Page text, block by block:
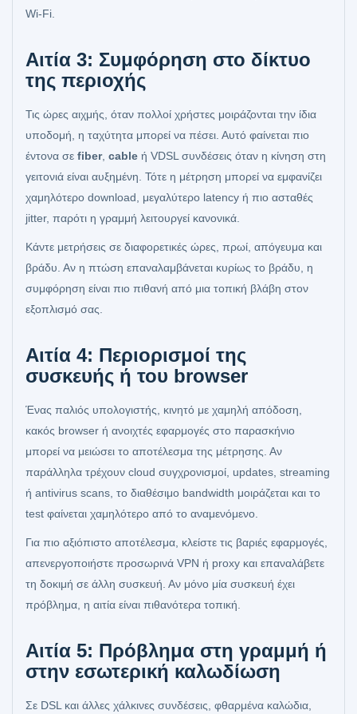
Wi-Fi.
Αιτία 3: Συμφόρηση στο δίκτυο
της περιοχής
Τις ώρες αιχμής, όταν πολλοί χρήστες μοιράζονται την ίδια
υποδομή, η ταχύτητα μπορεί να πέσει. Αυτό φαίνεται πιο
έντονα σε fiber, cable ή VDSL συνδέσεις όταν η κίνηση στη
γειτονιά είναι αυξημένη. Τότε η μέτρηση μπορεί να εμφανίζει
χαμηλότερο download, μεγαλύτερο latency ή πιο ασταθές
jitter, παρότι η γραμμή λειτουργεί κανονικά.
Κάντε μετρήσεις σε διαφορετικές ώρες, πρωί, απόγευμα και
βράδυ. Αν η πτώση επαναλαμβάνεται κυρίως το βράδυ, η
συμφόρηση είναι πιο πιθανή από μια τοπική βλάβη στον
εξοπλισμό σας.
Αιτία 4: Περιορισμοί της
συσκευής ή του browser
Ένας παλιός υπολογιστής, κινητό με χαμηλή απόδοση,
κακός browser ή ανοιχτές εφαρμογές στο παρασκήνιο
μπορεί να μειώσει το αποτέλεσμα της μέτρησης. Αν
παράλληλα τρέχουν cloud συγχρονισμοί, updates, streaming
ή antivirus scans, το διαθέσιμο bandwidth μοιράζεται και το
test φαίνεται χαμηλότερο από το αναμενόμενο.
Για πιο αξιόπιστο αποτέλεσμα, κλείστε τις βαριές εφαρμογές,
απενεργοποιήστε προσωρινά VPN ή proxy και επαναλάβετε
τη δοκιμή σε άλλη συσκευή. Αν μόνο μία συσκευή έχει
πρόβλημα, η αιτία είναι πιθανότερα τοπική.
Αιτία 5: Πρόβλημα στη γραμμή ή
στην εσωτερική καλωδίωση
Σε DSL και άλλες χάλκινες συνδέσεις, φθαρμένα καλώδια,